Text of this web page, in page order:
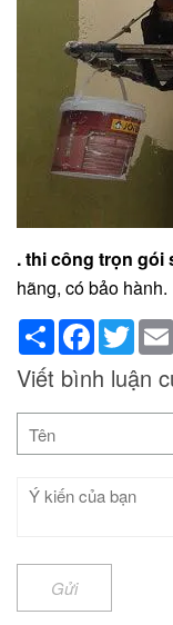
. thi công trọn gói
hãng, có bảo hành.
ShareFacebook
Twitter
Viết bình luận
Gửi